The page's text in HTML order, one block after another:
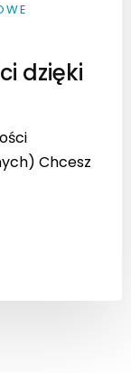
dzięki
Chcesz